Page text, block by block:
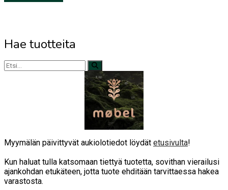
Hae tuotteita
Myymälän päivittyvät aukiolotiedot löydät etusivulta!
Kun haluat tulla katsomaan tiettyä tuotetta, sovithan vierailusi
ajankohdan etukäteen, jotta tuote ehditään tarvittaessa hakea
varastosta.